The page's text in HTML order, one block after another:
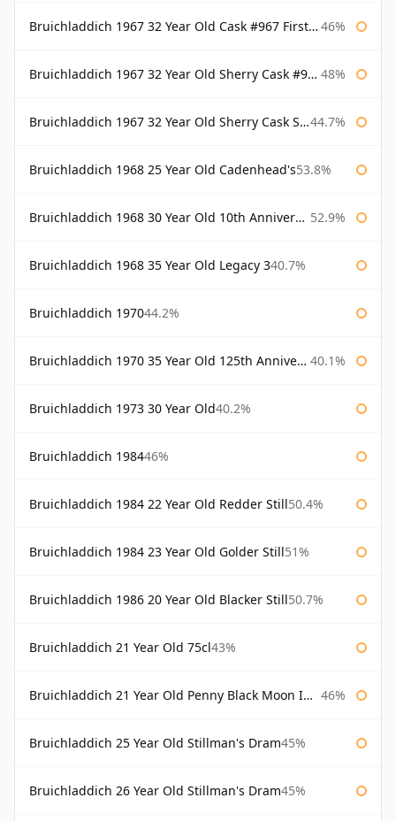
Bruichladdich 1967 32 Year Old Cask #967 First Cask 46%
Bruichladdich 1967 32 Year Old Sherry Cask #968 Signatory Wooden Box 48%
Bruichladdich 1967 32 Year Old Sherry Cask Signatory 44.7%
Bruichladdich 1968 25 Year Old Cadenhead's53.8%
Bruichladdich 1968 30 Year Old 10th Anniversary Signatory 52.9%
Bruichladdich 1968 35 Year Old Legacy 340.7%
Bruichladdich 197044.2%
Bruichladdich 1970 35 Year Old 125th Anniversary 40.1%
Bruichladdich 1973 30 Year Old40.2%
Bruichladdich 198446%
Bruichladdich 1984 22 Year Old Redder Still50.4%
Bruichladdich 1984 23 Year Old Golder Still51%
Bruichladdich 1986 20 Year Old Blacker Still50.7%
Bruichladdich 21 Year Old 75cl43%
Bruichladdich 21 Year Old Penny Black Moon Import 46%
Bruichladdich 25 Year Old Stillman's Dram45%
Bruichladdich 26 Year Old Stillman's Dram45%